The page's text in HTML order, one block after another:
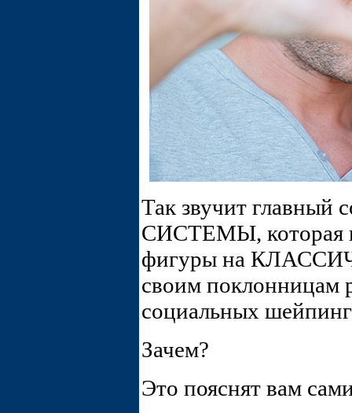
Так звучит главный
СИСТЕМЫ, которая
фигуры на
своим поклонницам
социальных
Зачем?
Это пояснят вам